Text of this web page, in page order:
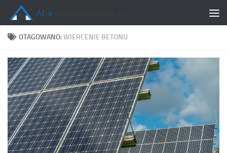
Skip to content
OTAGOWANO:WIERCENIE BETONU